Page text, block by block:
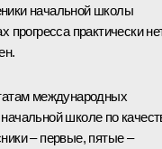
начальной школы
практически
международных
школе по
– первые, пятые –